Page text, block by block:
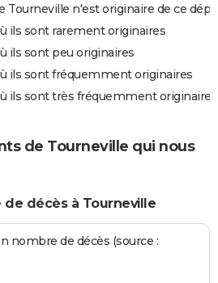
Tourneville n'est originaire de ce
ils sont rarement originaires
ils sont peu originaires
ils sont fréquemment originaires
ils sont très fréquemment originaires
de Tourneville qui nous
de décès à Tourneville
nombre de décès (source :